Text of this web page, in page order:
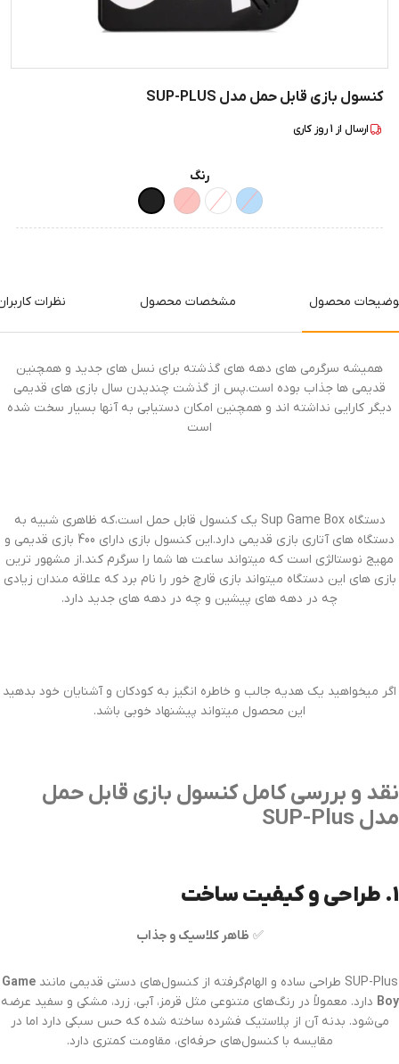
کنسول بازی قابل حمل مدل SUP-PLUS
ارسال از 1روز کاری
رنگ
محصول مشخصات محصول نظرات
همیشه سرگرمی های دهه های گذشته برای نسل های جدید و همچنین
قدیمی ها جذاب بوده است.پس از گذشت چندیدن سال بازی های قدیمی
دیگر کارایی نداشته اند و همچنین امکان دستیابی به آنها بسیار سخت شده
است
دستگاه Sup Game Box یک کنسول قابل حمل است،که ظاهری شبیه به
دستگاه های آتاری بازی قدیمی دارد.این کنسول بازی دارای 400 بازی قدیمی و
مهیج نوستالژی است که میتواند ساعت ها شما را سرگرم کند.از مشهور ترین
بازی های این دستگاه میتواند بازی قارچ خور را نام برد که علاقه مندان زیادی
چه در دهه های پیشین و چه در دهه های جدید دارد.
اگر میخواهید یک هدیه جالب و خاطره انگیز به کودکان و آشنایان خود بدهید
این محصول میتواند پیشنهاد خوبی باشد.
نقد و بررسی کامل کنسول بازی قابل حمل
مدل SUP-Plus
1. طراحی و کیفیت ساخت
✅ ظاهر کلاسیک و جذاب
SUP-Plus طراحی ساده و الهام‌گرفته از کنسول‌های دستی قدیمی مانند
Game
Boy دارد. معمولاً در رنگ‌های متنوعی مثل قرمز، آبی، زرد، مشکی و سفید عرضه
می‌شود. بدنه آن از پلاستیک فشرده ساخته شده که حس سبکی دارد اما در
مقایسه با کنسول‌های حرفه‌ای، مقاومت کمتری دارد.